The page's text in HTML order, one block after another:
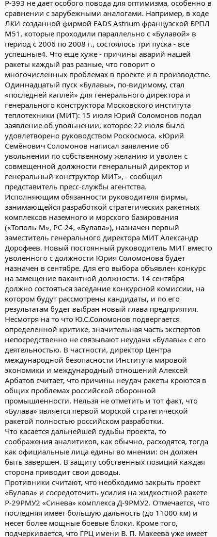
Р-393 не дает особого повода для оптимизма, особенно в
сравнении с зарубежными аналогами. Например, в ходе
ЛКИ созданной фирмой ЕАDS Аstrium французской БРПЛ
М51, которые проходили параллельно с «Булавой» в
период с 2006 по 2008 г., состоялось три пуска - все
успешные4. Что еще хуже - причины аварий нашей
ракеты каждый раз разные, что говорит о
многочисленных проблемах в проекте и в производстве.
Одиннадцатый пуск «Булавы», по-видимому, стал
«последней каплей» для генерального директора и
генерального конструктора Московского института
теплотехники (МИТ): 15 июля Юрий Соломонов подал
заявление об увольнении, которое 22 июля было
удовлетворено руководством Роскосмоса. «Юрий
Семёнович Соломонов написал заявление об
увольнении по собственному желанию и уволен с
совмещенной должности генеральный директор и
генеральный конструктор МИТ», - сообщил
представитель пресс-службы агентства.
Исполняющим обязанности руководителя фирмы,
занимающейся разработкой стратегических ракетных
комплексов наземного и морского базирования
(«Тополь-М», РС-24, «Булава»), назначен первый
заместитель генерального директора МИТ Александр
Дорофеев. Новый постоянный руководитель МИТ вместо
уволенного с должности Юрия Соломонова будет
назначен в сентябре. Для его выбора объявлен конкурс
на замещение вакантной должности. 14 сентября
должно состояться заседание конкурсной комиссии, на
котором будут рассмотрены кандидаты, и по его
результатам будет выбран новый глава предприятия.
Несмотря на то что Ю.С.Соломонов подвергается
определенной критике, значительная часть экспертов
непосредственно не связывают неудачи «Булавы» с его
деятельностью. В частности, директор Центра
международной безопасности Института мировой
экономики и международный отношений Алексей
Арбатов считает, что причины неудач ракеты кроются в
общих проблемах российской оборонной
промышленности. Нельзя не отметить и тот факт, что
«Булава» является первой морской стратегической
ракетой полностью российском разработки.
Что касается дальнейшей судьбы проекта, то
соображения аналитиков, как обычно, расходятся, тогда
как официальные лица едины во мнении: он должен
быть завершен. В защиту собственных позиций каждая
сторона приводит свои доводы.
Противники считают, что необходимо закрыть проект
«Булава» и сосредоточить усилия на жидкостной ракете
Р-29РМУ2 «Синева» комплекса Д-9РМУ2. Отмечается, что
последняя имеет большую дальность (до 11000 км) и
несет более мощные боевые блоки. Кроме того,
подчеркивается, что ГРЦ имени В. П. Макеева уже имеет